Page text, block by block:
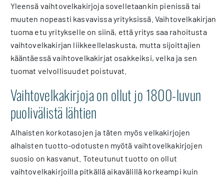
Yleensä vaihtovelkakirjoja sovelletaankin pienissä tai
muuten nopeasti kasvavissa yrityksissä. Vaihtovelkakirjan
tuoma etu yritykselle on siinä, että yritys saa rahoitusta
vaihtovelkakirjan liikkeellelaskusta, mutta sijoittajien
kääntäessä vaihtovelkakirjat osakkeiksi, velka ja sen
tuomat velvollisuudet poistuvat.
Vaihtovelkakirjoja on ollut jo 1800-luvun
puolivälistä lähtien
Alhaisten korkotasojen ja täten myös velkakirjojen
alhaisten tuotto-odotusten myötä vaihtovelkakirjojen
suosio on kasvanut. Toteutunut tuotto on ollut
vaihtovelkakirjoilla pitkällä aikavälillä korkeampi kuin